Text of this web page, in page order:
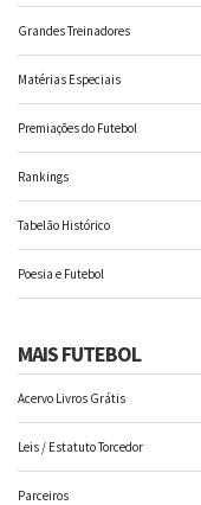
Grandes Treinadores
Matérias Especiais
Premiações do Futebol
Rankings
Tabelão Histórico
Poesia e Futebol
MAIS FUTEBOL
Acervo Livros Grátis
Leis / Estatuto Torcedor
Parceiros